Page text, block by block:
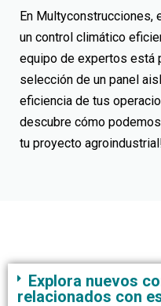
En Multyconstrucciones,
un control climático
equipo de expertos está
selección de un panel
eficiencia de tus
descubre cómo
tu proyecto
Explora nuevos
relacionados con